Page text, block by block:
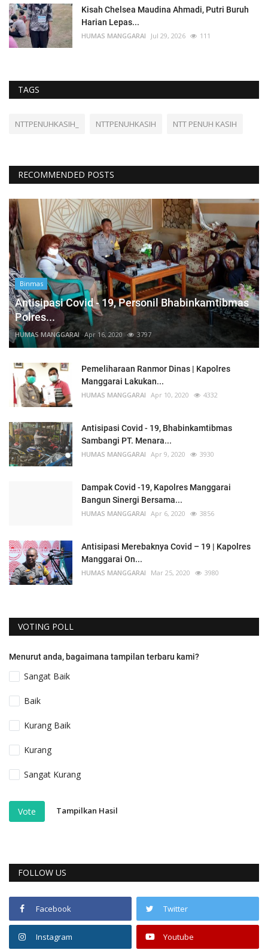
Kisah Chelsea Maudina Ahmadi, Putri Buruh
Harian Lepas...
HUMAS MANGGARAI Jul 29, 2026 111
TAGS
NTTPENUHKASIH_ NTTPENUHKASIH NTT PENUH KASIH
RECOMMENDED POSTS
Binmas
Antisipasi Covid - 19, Personil Bhabinkamtibmas
Polres...
HUMAS MANGGARAI Apr 16, 2020 3797
Pemeliharaan Ranmor Dinas | Kapolres
Manggarai Lakukan...
HUMAS MANGGARAI Apr 10, 2020 4332
Antisipasi Covid - 19, Bhabinkamtibmas
Sambangi PT. Menara...
HUMAS MANGGARAI Apr 9, 2020 3930
Dampak Covid -19, Kapolres Manggarai
Bangun Sinergi Bersama...
HUMAS MANGGARAI Apr 6, 2020 3856
Antisipasi Merebaknya Covid – 19 | Kapolres
Manggarai On...
HUMAS MANGGARAI Mar 25, 2020 3980
VOTING POLL
Menurut anda, bagaimana tampilan terbaru kami?
Sangat Baik
Baik
Kurang Baik
Kurang
Sangat Kurang
Vote Tampilkan Hasil
FOLLOW US
Facebook Twitter
Instagram Youtube